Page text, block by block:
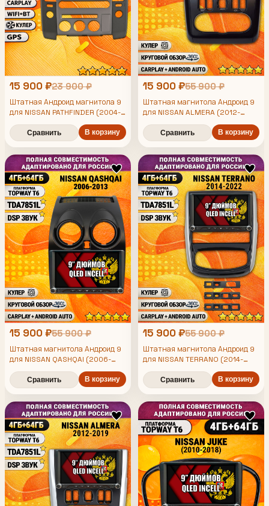
15 900 ₽23 900 ₽
Штатная Андроид магнитола 9
для NISSAN PATHFINDER (2004-
2014) Ниссан партфайндер,
4/64гб, DSP, беспроводной
CarPlay и Android Auto, GPS и
ГЛОНАСС
Сравнить В корзину
15 900 ₽55 900 ₽
Штатная магнитола Андроид 9
для NISSAN ALMERA (2012-
2019), рамка черная матовая,
4/64гб, DSP, 360 обзор,
беспроводной CarPlay и Android
Auto, GPS и ГЛОНАСС
Сравнить В корзину
15 900 ₽55 900 ₽
Штатная магнитола Андроид 9
для NISSAN QASHQAI (2006-
2013), 4/64гб, DSP, 360 обзор,
беспроводной CarPlay и Android
Auto, GPS и ГЛОНАСС
Сравнить В корзину
15 900 ₽55 900 ₽
Штатная магнитола Андроид 9
для NISSAN TERRANO (2014-
2022), 4/64гб, DSP, 360 обзор,
беспроводной CarPlay и Android
Auto, GPS и ГЛОНАСС
Сравнить В корзину